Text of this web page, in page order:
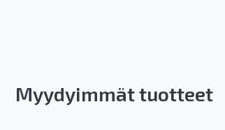
Myydyimmät tuotteet